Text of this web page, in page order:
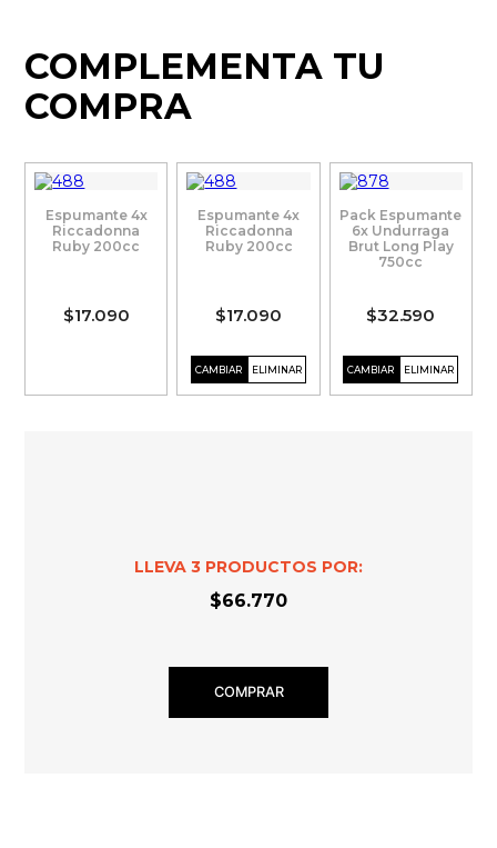
COMPLEMENTA TU
COMPRA
Espumante 4x
Riccadonna
Ruby 200cc
$17.090
Pack Espumante
6x Undurraga
Brut Long Play
750cc
$32.590
Espumante 4x
Riccadonna
Ruby 200cc
$17.090
LLEVA 3 PRODUCTOS POR:
$66.770
COMPRAR